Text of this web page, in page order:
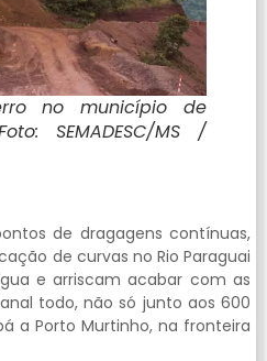
no município de
SEMADESC/MS /
de dragagens contínuas,
de curvas no Rio Paraguai
e arriscam acabar com as
todo, não só junto aos 600
a Porto Murtinho, na fronteira